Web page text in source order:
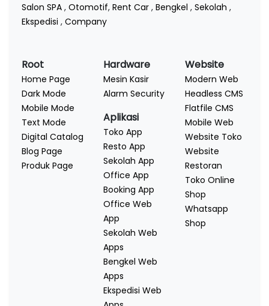
Salon SPA , Otomotif, Rent Car , Bengkel , Sekolah ,
Ekspedisi , Company
Root
Home Page
Dark Mode
Mobile Mode
Text Mode
Digital Catalog
Blog Page
Produk Page
Hardware
Mesin Kasir
Alarm Security
Aplikasi
Toko App
Resto App
Sekolah App
Office App
Booking App
Office Web
App
Sekolah Web
Apps
Bengkel Web
Apps
Ekspedisi Web
Website
Modern Web
Headless CMS
Flatfile CMS
Mobile Web
Website Toko
Website
Restoran
Toko Online
Shop
Whatsapp
Shop